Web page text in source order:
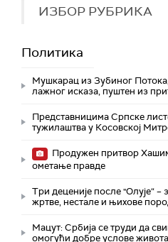
ИЗБОР РУБРИКА
Политика
Мушкарац из Зубиног
лажног исказа, пуштен из
Представницима Српске
тужилаштва у Косовској
Продужен притвор
ометање правде
Три деценије после "Олује“ –
жртве, нестале и њихове
Мацут: Србија се труди да
омогући добре услове живота